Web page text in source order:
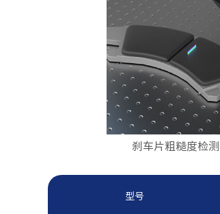
刹车片粗糙度检测
型号